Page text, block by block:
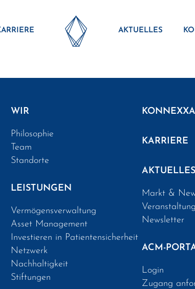
AKTUELLES
WIR
Philosophie
Team
Standorte
LEISTUNGEN
Vermögensverwaltung
Asset Management
Investieren in Patientensicherheit
Netzwerk
Nachhaltigkeit
Stiftungen
KONNEXXA
KARRIERE
AKTUELLES
Markt &
Newsletter
ACM-
Login
Zugang